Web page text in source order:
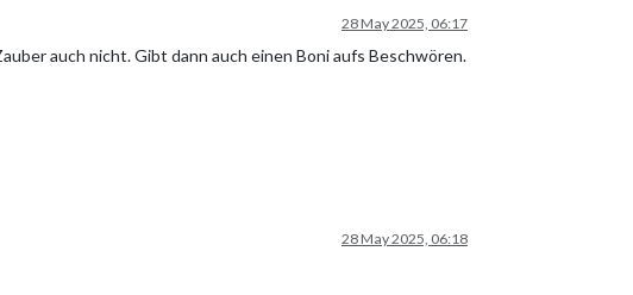
28 May 2025, 06:17
auch nicht. Gibt dann auch einen Boni aufs Beschwören.
28 May 2025, 06:18